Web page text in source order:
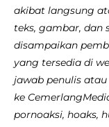
akibat langsung
teks, gambar, dan
disampaikan
yang tersedia di
jawab penulis
ke
pornoaksi, hoaks,